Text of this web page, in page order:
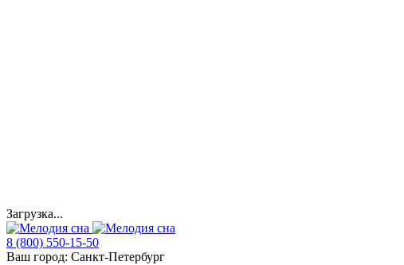
Загрузка...
8 (800) 550-15-50
Ваш город: Санкт-Петербург